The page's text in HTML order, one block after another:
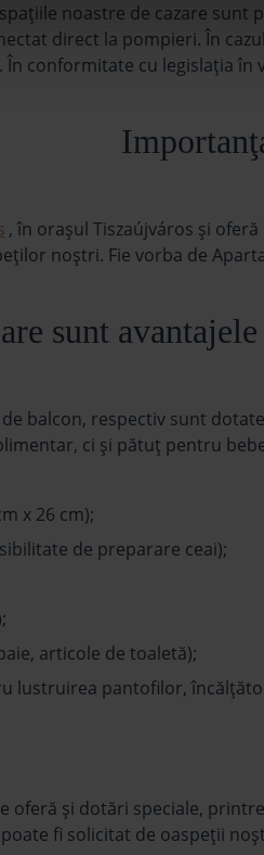
noastre de cazare
direct la pompieri. În
conformitate cu legislaţia
, în oraşul Tiszaújváros şi
noştri. Fie vorba de
sunt
balcon, respectiv sunt
ci şi pătuţ pentru
x 26 cm);
de preparare ceai);
articole de toaletă);
lustruirea pantofilor,
oferă şi dotări speciale,
fi solicitat de oaspeţii